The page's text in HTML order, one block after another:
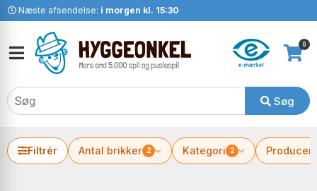
Næste afsendelse: i morgen kl. 15:30
Søg
0
Filtrér Antal brikker 2 Kategori 2